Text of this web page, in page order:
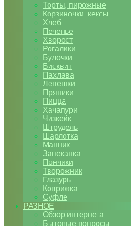
Торты, пирожные
Корзиночки, кексы
Хлеб
Печенье
Хворост
Рогалики
Булочки
Бисквит
Пахлава
Лепешки
Пряники
Пицца
Хачапури
Чизкейк
Штрудель
Шарлотка
Манник
Запеканка
Пончики
Творожник
Глазурь
Коврижка
Суфле
РАЗНОЕ
Обзор интернета
Бытовые вопросы